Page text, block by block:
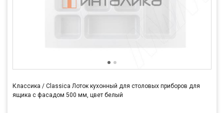
Классика / Classica Лоток кухонный для столовых приборов для
ящика c фасадом 500 мм, цвет белый